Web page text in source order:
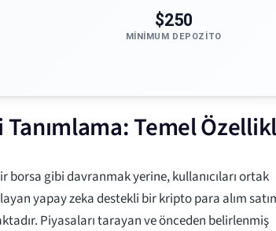
$250
MINIMUM DEPOZITO
Temel
borsa gibi davranmak yerine, kullanıcıları ortak
yapay zeka destekli bir kripto para alım
Piyasaları tarayan ve önceden belirlenmiş